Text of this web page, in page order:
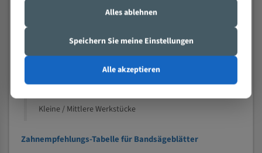
Nichteisenmetalle
Kleine / Mittlere Werkstücke
Zahnempfehlungs-Tabelle für Bandsägeblätter
Alles ablehnen
Speichern Sie meine Einstellungen
Alle akzeptieren